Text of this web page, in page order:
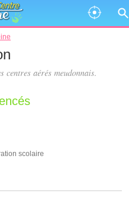
centres aérés meudonnais.
scolaire